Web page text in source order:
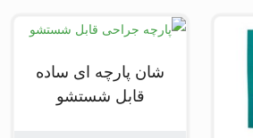
شان پارچه ای ساده
قابل شستشو